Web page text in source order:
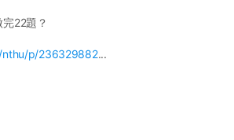
22題？
p/236329882...